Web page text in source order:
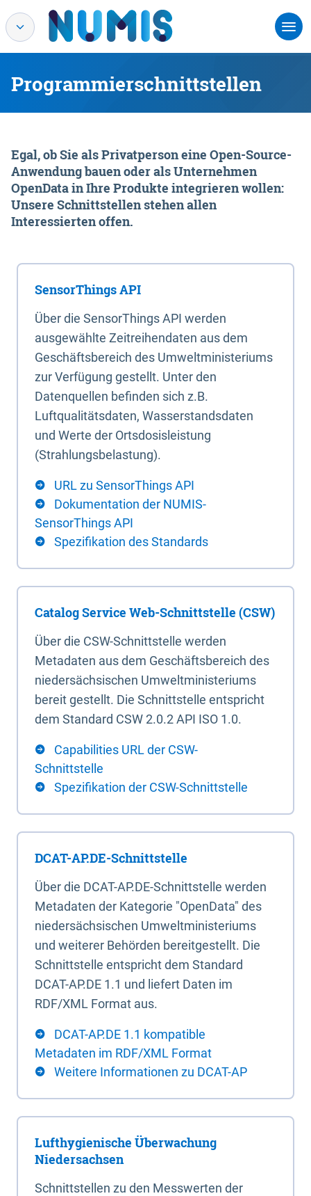
Programmierschnittstellen
Egal, ob Sie als Privatperson eine Open-Source-
Anwendung bauen oder als Unternehmen
OpenData in Ihre Produkte integrieren wollen:
Unsere Schnittstellen stehen allen
Interessierten offen.
SensorThings API
Über die SensorThings API werden
ausgewählte Zeitreihendaten aus dem
Geschäftsbereich des Umweltministeriums
zur Verfügung gestellt. Unter den
Datenquellen befinden sich z.B.
Luftqualitätsdaten, Wasserstandsdaten
und Werte der Ortsdosisleistung
(Strahlungsbelastung).
URL zu SensorThings API
Dokumentation der NUMIS-
SensorThings API
Spezifikation des Standards
Catalog Service Web-Schnittstelle (CSW)
Über die CSW-Schnittstelle werden
Metadaten aus dem Geschäftsbereich des
niedersächsischen Umweltministeriums
bereit gestellt. Die Schnittstelle entspricht
dem Standard CSW 2.0.2 API ISO 1.0.
Capabilities URL der CSW-
Schnittstelle
Spezifikation der CSW-Schnittstelle
DCAT-AP.DE-Schnittstelle
Über die DCAT-AP.DE-Schnittstelle werden
Metadaten der Kategorie "OpenData" des
niedersächsischen Umweltministeriums
und weiterer Behörden bereitgestellt. Die
Schnittstelle entspricht dem Standard
DCAT-AP.DE 1.1 und liefert Daten im
RDF/XML Format aus.
DCAT-AP.DE 1.1 kompatible
Metadaten im RDF/XML Format
Weitere Informationen zu DCAT-AP
Lufthygienische Überwachung
Niedersachsen
Schnittstellen zu den Messwerten der